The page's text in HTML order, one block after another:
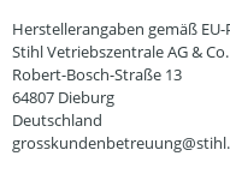
Herstellerangaben gemäß
Stihl Vetriebszentrale AG &
Robert-Bosch-Straße 13
64807 Dieburg
Deutschland